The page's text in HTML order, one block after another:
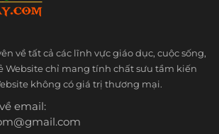
về tất cả các lĩnh vực giáo dục, cuộc sống,
Website chỉ mang tính chất sưu tầm kiến
không có giá trị thương mại.
email: